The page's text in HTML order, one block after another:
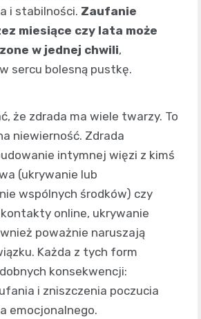
i stabilności. Zaufanie
miesiące czy lata może
w jednej chwili,
sercu bolesną pustkę.
że zdrada ma wiele twarzy. To
niewierność. Zdrada
intymnej więzi z kimś
(ukrywanie lub
wspólnych środków) czy
online, ukrywanie
poważnie naruszają
Każda z tych form
konsekwencji:
i zniszczenia poczucia
emocjonalnego.